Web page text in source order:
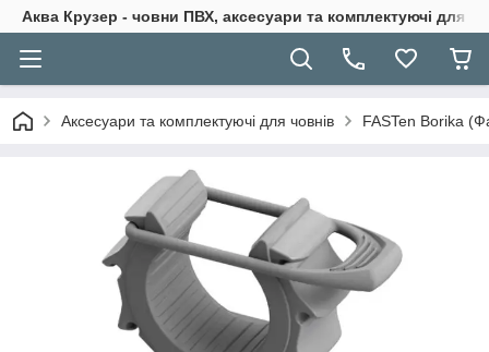
Аква Крузер - човни ПВХ, аксесуари та комплектуючі для
Аксесуари та комплектуючі для човнів FASTen Borika